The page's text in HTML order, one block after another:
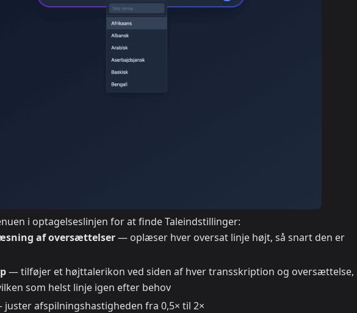
i optagelseslinjen for at finde Taleindstillinger:
af oversættelser— oplæser hver oversat linje højt, så snart den er
— tilføjer et højttalerikon ved siden af hver transskription og oversættelse,
som helst linje igen efter behov
afspilningshastigheden fra 0,5× til 2×